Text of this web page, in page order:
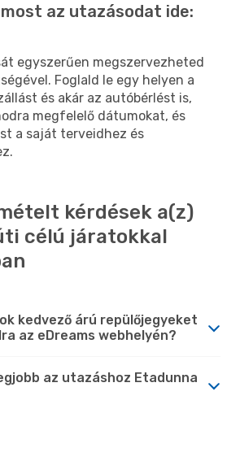
az utazásodat ide:
egyszerűen megszervezheted
Foglald le egy helyen a
és akár az autóbérlést is,
megfelelő dátumokat, és
a saját terveidhez és
kérdések a(z)
célú járatokkal
kedvező árú repülőjegyeket
az eDreams webhelyén?
az utazáshoz Etadunna